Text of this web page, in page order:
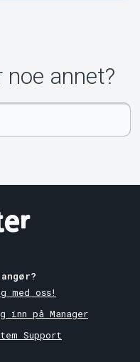
annet?
med oss!
inn på Manager
Support